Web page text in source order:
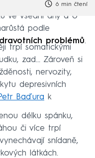
6 min čtení
ve všední dny a o
podle
problémů.
trpí somatickými
zad… Zároveň si
nervozity,
depresivních
Baďura k
délku spánku,
či více trpí
snídaně,
látkách.